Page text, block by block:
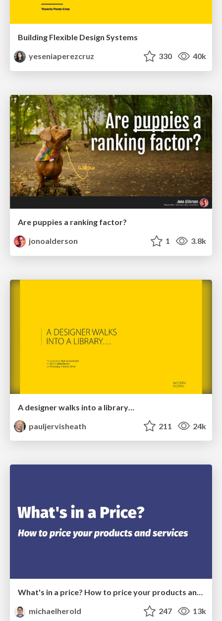
Building Flexible Design Systems
yeseniaperezcruz
330 40k
Are puppies a ranking factor?
jonoalderson
1 3.8k
A designer walks into a library…
pauljervisheath
211 24k
What's in a price? How to price your products and services
michaelherold
247 13k